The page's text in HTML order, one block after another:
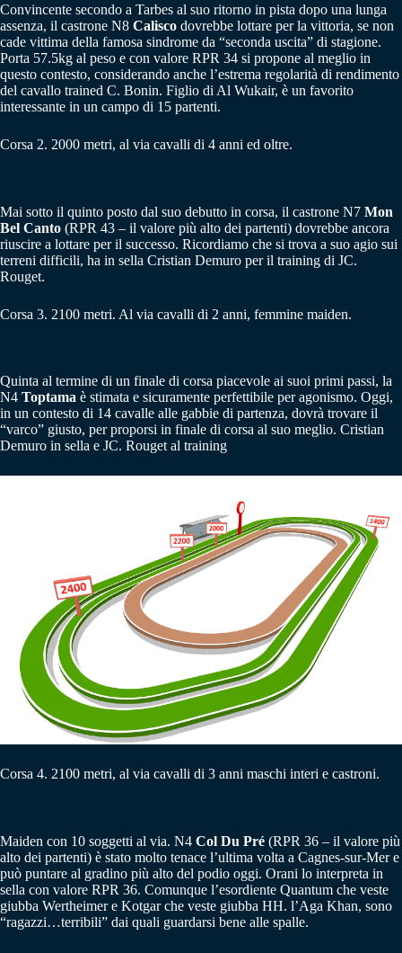
Convincente secondo a Tarbes al suo ritorno in pista dopo una lunga
assenza, il castrone N8 Calisco dovrebbe lottare per la vittoria, se non
cade vittima della famosa sindrome da “seconda uscita” di stagione.
Porta 57.5kg al peso e con valore RPR 34 si propone al meglio in
questo contesto, considerando anche l’estrema regolarità di rendimento
del cavallo trained C. Bonin. Figlio di Al Wukair, è un favorito
interessante in un campo di 15 partenti.
Corsa 2. 2000 metri, al via cavalli di 4 anni ed oltre.
Mai sotto il quinto posto dal suo debutto in corsa, il castrone N7 Mon
Bel Canto (RPR 43 – il valore più alto dei partenti) dovrebbe ancora
riuscire a lottare per il successo. Ricordiamo che si trova a suo agio sui
terreni difficili, ha in sella Cristian Demuro per il training di JC.
Rouget.
Corsa 3. 2100 metri. Al via cavalli di 2 anni, femmine maiden.
Quinta al termine di un finale di corsa piacevole ai suoi primi passi, la
N4 Toptama è stimata e sicuramente perfettibile per agonismo. Oggi,
in un contesto di 14 cavalle alle gabbie di partenza, dovrà trovare il
“varco” giusto, per proporsi in finale di corsa al suo meglio. Cristian
Demuro in sella e JC. Rouget al training
Corsa 4. 2100 metri, al via cavalli di 3 anni maschi interi e castroni.
Maiden con 10 soggetti al via. N4 Col Du Pré (RPR 36 – il valore più
alto dei partenti) è stato molto tenace l’ultima volta a Cagnes-sur-Mer e
può puntare al gradino più alto del podio oggi. Orani lo interpreta in
sella con valore RPR 36. Comunque l’esordiente Quantum che veste
giubba Wertheimer e Kotgar che veste giubba HH. l’Aga Khan, sono
“ragazzi…terribili” dai quali guardarsi bene alle spalle.